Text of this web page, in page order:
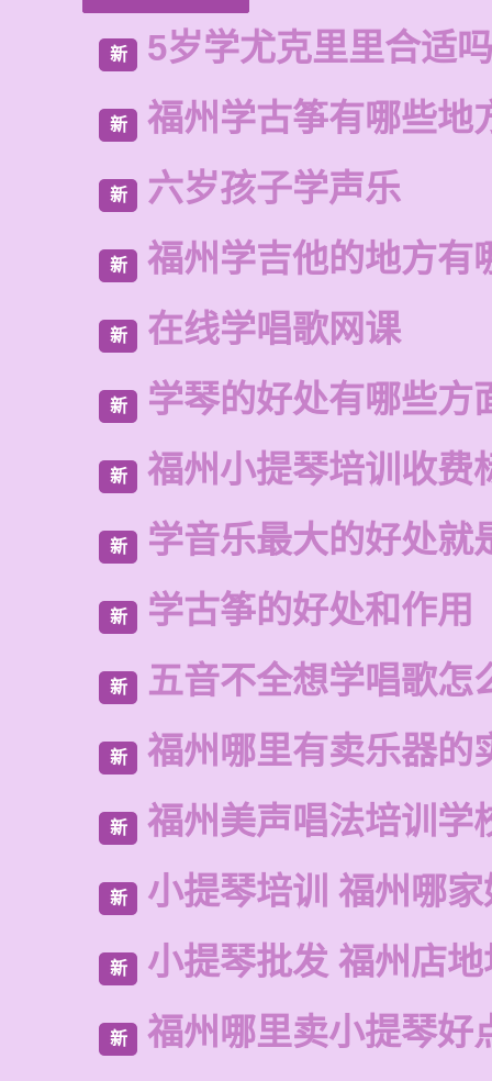
新 5岁学尤克里里合适吗
新 福州学古筝有哪些地
新 六岁孩子学声乐
新 福州学吉他的地方有
新 在线学唱歌网课
新 学琴的好处有哪些方
新 福州小提琴培训收费
新 学音乐最大的好处就
新 学古筝的好处和作用
新 五音不全想学唱歌怎
新 福州哪里有卖乐器的
新 福州美声唱法培训学
新 小提琴培训 福州哪
新 小提琴批发 福州店
新 福州哪里卖小提琴好